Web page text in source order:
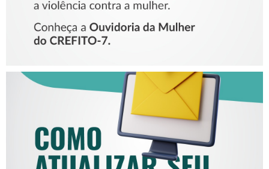
COMO ATUALIZAR SEU E-